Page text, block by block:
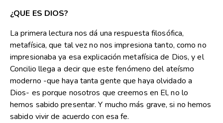
¿QUE ES DIOS?
La primera lectura nos dá una respuesta filosófica,
metafísica, que tal vez no nos impresiona tanto, como no
impresionaba ya esa explicación metafísica de Dios, y el
Concilio llega a decir que este fenómeno del ateísmo
moderno -que haya tanta gente que haya olvidado a
Dios- es porque nosotros que creemos en El, no lo
hemos sabido presentar. Y mucho más grave, si no hemos
sabido vivir de acuerdo con esa fe.